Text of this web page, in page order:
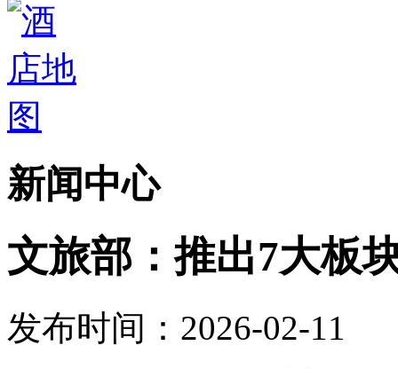
新闻中心
文旅部：推出7大板
发布时间：2026-02-11